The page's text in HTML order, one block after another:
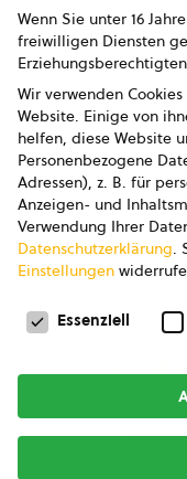
Wenn Sie unter 16
freiwilligen Diensten
Wir verwenden
Website. Einige von
helfen, diese Website
Personenbezogene
Adressen), z. B. für
Anzeigen- und
Verwendung Ihrer
Datenschutzerklärung.
Einstellungen
Essenziell